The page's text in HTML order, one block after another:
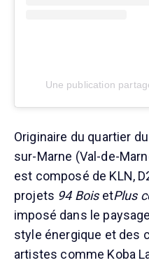
Une publication
Originaire du quartier
sur-Marne (Val-de-
est composé de KLN,
projets 94 BoisetPlus
imposé dans le
style énergique et des
artistes comme Koba